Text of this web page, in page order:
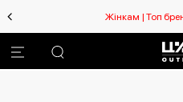
Жінкам | Топ